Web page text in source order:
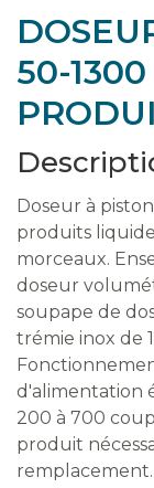
50-
Doseur à
produits
morceaux.
doseur
soupape de
trémie inox de
d'alimentation
200 à 700
produit
remplacement.